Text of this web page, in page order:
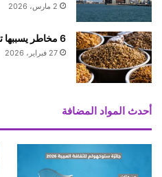
2 مارس، 2026
6 مخاطر يسببها تناول الحلبة بكثرة لا تتوقعها
27 فبراير، 2026
أحدث المواد المضافة